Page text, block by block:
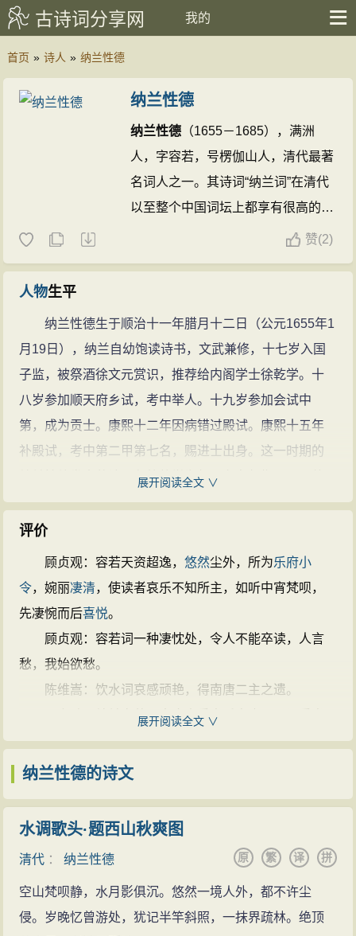
古诗词分享网 我的
首页 » 诗人 » 纳兰性德
纳兰性德
纳兰性德 （1655－1685），满洲
人，字容若，号楞伽山人，清代最著
名词人之一。其诗词“纳兰词”在清代
以至整个中国词坛上都享有很高的声
誉，在中国文学史上也占有光采夺目
变。”富于意境，是其众多代表作之
一。纳兰性德的诗文(218篇) 纳兰性
赞(2)
人物生平
纳兰性德生于顺治十一年腊月十二日（公元1655年1
月19日），纳兰自幼饱读诗书，文武兼修，十七岁入国
子监，被祭酒徐文元赏识，推荐给内阁学士徐乾学。十
八岁参加顺天府乡试，考中举人。十九岁参加会试中
第，成为贡士。康熙十二年因病错过殿试。康熙十五年
补殿试，考中第二甲第七名，赐进士出身。这一时期的
纳兰性德发奋苦读，拜徐乾学为师。在名师指导下，他
于两年中主持编纂了一部儒学汇编——《通志堂经
解》，深受皇帝赏识，为今后发展奠定基础。他还把自
己熟读经史的见闻
感悟 整理成文，编成四卷《渌水亭杂
识》，当中包含
历史 、地理、天文、历算、佛学、
乐
、 文学 、考证等等
御前侍卫
纳兰性德成为进士时年仅二十二岁，康熙爱其才，
出身爱新觉罗皇族；纳兰的曾祖父金台吉是叶赫部贝
边授三等侍卫，不久后晋升为一等侍卫，多次随康熙出
巡。还曾奉旨出使梭龙，考察沙俄侵边情况。
寄情诗词
作为当朝重臣纳兰明珠的长子，本来注定荣华富
贵，繁花著锦。作为皇帝身边的，以英俊威武的武官身
份参与风 流斯文的诗文之事。随皇帝南巡北狩，游历四
展开阅读全文 ∨
评价
顾贞观：容若天资超逸，悠然尘外，所为乐府小
令，婉丽凄清，使读者哀乐不知所主，如听中宵梵呗，
先凄惋而后喜悦。
顾贞观：容若词一种凄忱处，令人不能卒读，人言
愁，我始欲愁。
陈维嵩：饮水词哀感顽艳，得南唐二主之遗。
周之琦：纳兰容若，南唐李重光后身也。予谓重光
天籁也，恐非人力所能及。容若长调多不协律，小令则
格高韵远，极缠绵婉约
况周颐：容若承平少年
惜享年不永，力量未充，未能胜起衰之任。其所为词，
纯任性灵，纤尘不染，甘受和，白受采，进于沉着浑至
何难矣。
展开阅读全文 ∨
纳兰性德的诗文
水调歌头·题西山秋爽图
清代 ：纳兰性德 拼
译
繁
原
空山梵呗静，水月影俱沉。悠然一境人外，都不许尘
侵。岁晚忆曾游处，犹记半竿斜照，一抹界疏林。绝顶